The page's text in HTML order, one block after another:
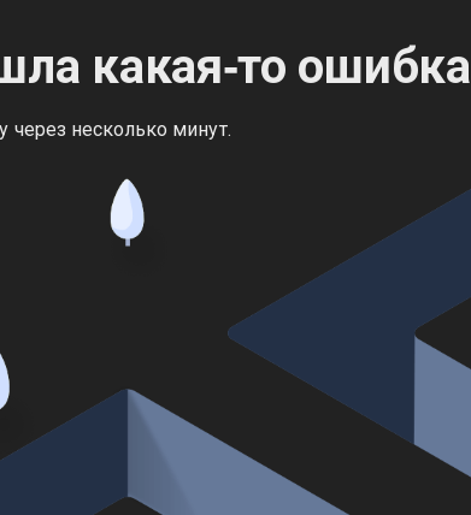
какая‑то ошибка
через несколько минут.